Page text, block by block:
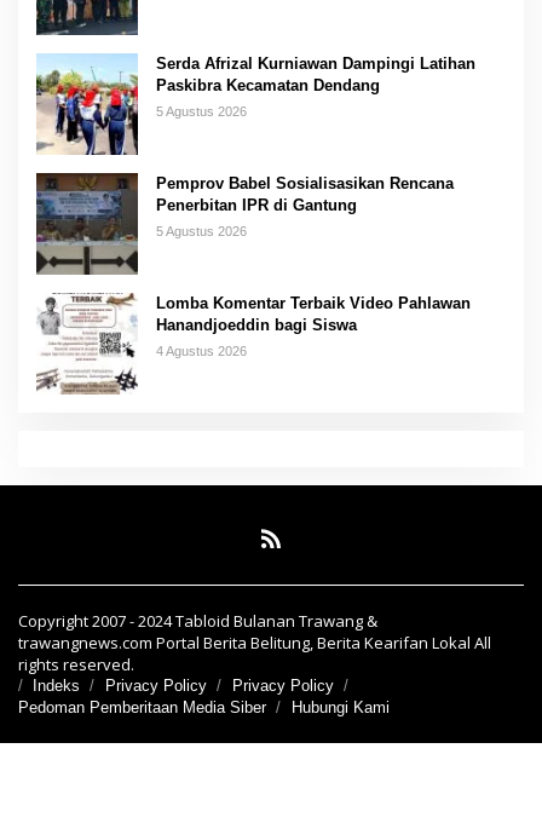
Serda Afrizal Kurniawan Dampingi Latihan
Paskibra Kecamatan Dendang
5 Agustus 2026
Pemprov Babel Sosialisasikan Rencana
Penerbitan IPR di Gantung
5 Agustus 2026
Lomba Komentar Terbaik Video Pahlawan
Hanandjoeddin bagi Siswa
4 Agustus 2026
Copyright 2007 - 2024 Tabloid Bulanan Trawang &
trawangnews.com Portal Berita Belitung, Berita Kearifan Lokal All
rights reserved.
Indeks Privacy Policy
Privacy Policy
Pedoman Pemberitaan Media Siber
Hubungi Kami